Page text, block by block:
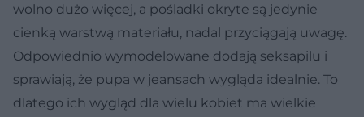
wolno dużo więcej, a pośladki okryte są jedynie
cienką warstwą materiału, nadal przyciągają uwagę.
Odpowiednio wymodelowane dodają seksapilu i
sprawiają, że pupa w jeansach wygląda idealnie. To
dlatego ich wygląd dla wielu kobiet ma wielkie